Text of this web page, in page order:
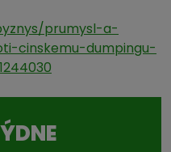
prumysl-a-
cinskemu-dumpingu-